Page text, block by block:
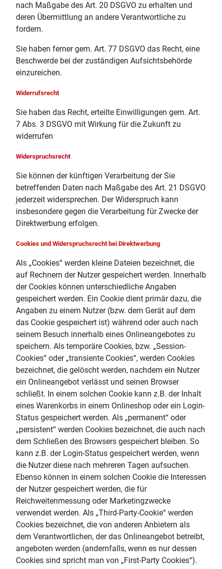
nach Maßgabe des Art. 20 DSGVO zu erhalten und
deren Übermittlung an andere Verantwortliche zu
fordern.
Sie haben ferner gem. Art. 77 DSGVO das Recht, eine
Beschwerde bei der zuständigen Aufsichtsbehörde
einzureichen.
Widerrufsrecht
Sie haben das Recht, erteilte Einwilligungen gem. Art.
7 Abs. 3 DSGVO mit Wirkung für die Zukunft zu
widerrufen
Widerspruchsrecht
Sie können der künftigen Verarbeitung der Sie
betreffenden Daten nach Maßgabe des Art. 21 DSGVO
jederzeit widersprechen. Der Widerspruch kann
insbesondere gegen die Verarbeitung für Zwecke der
Direktwerbung erfolgen.
Cookies und Widerspruchsrecht bei Direktwerbung
Als „Cookies“ werden kleine Dateien bezeichnet, die
auf Rechnern der Nutzer gespeichert werden. Innerhalb
der Cookies können unterschiedliche Angaben
gespeichert werden. Ein Cookie dient primär dazu, die
Angaben zu einem Nutzer (bzw. dem Gerät auf dem
das Cookie gespeichert ist) während oder auch nach
seinem Besuch innerhalb eines Onlineangebotes zu
speichern. Als temporäre Cookies, bzw. „Session-
Cookies“ oder „transiente Cookies“, werden Cookies
bezeichnet, die gelöscht werden, nachdem ein Nutzer
ein Onlineangebot verlässt und seinen Browser
schließt. In einem solchen Cookie kann z.B. der Inhalt
eines Warenkorbs in einem Onlineshop oder ein Login-
Status gespeichert werden. Als „permanent“ oder
„persistent“ werden Cookies bezeichnet, die auch nach
dem Schließen des Browsers gespeichert bleiben. So
kann z.B. der Login-Status gespeichert werden, wenn
die Nutzer diese nach mehreren Tagen aufsuchen.
Ebenso können in einem solchen Cookie die Interessen
der Nutzer gespeichert werden, die für
Reichweitenmessung oder Marketingzwecke
verwendet werden. Als „Third-Party-Cookie“ werden
Cookies bezeichnet, die von anderen Anbietern als
dem Verantwortlichen, der das Onlineangebot betreibt,
angeboten werden (andernfalls, wenn es nur dessen
Cookies sind spricht man von „First-Party Cookies“).